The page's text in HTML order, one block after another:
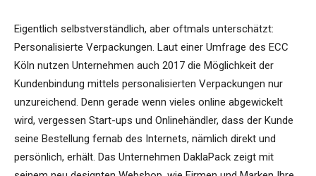
Eigentlich selbstverständlich, aber oftmals unterschätzt:
Personalisierte Verpackungen. Laut einer Umfrage des ECC
Köln nutzen Unternehmen auch 2017 die Möglichkeit der
Kundenbindung mittels personalisierten Verpackungen nur
unzureichend. Denn gerade wenn vieles online abgewickelt
wird, vergessen Start-ups und Onlinehändler, dass der Kunde
seine Bestellung fernab des Internets, nämlich direkt und
persönlich, erhält. Das Unternehmen DaklaPack zeigt mit